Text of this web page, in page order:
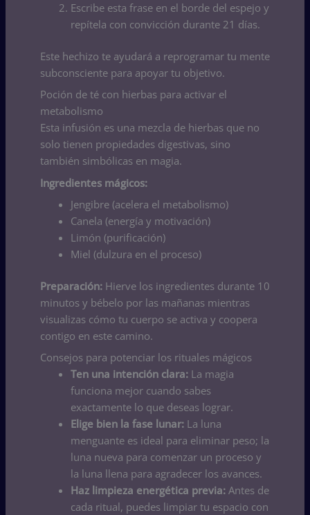
Escribe esta frase en el borde del espejo y
repítela con convicción durante 21 días.
Este hechizo te ayudará a reprogramar tu mente
subconsciente para apoyar tu objetivo.
Poción de té con hierbas para activar el
metabolismo
Esta infusión es una mezcla de hierbas que no
solo tienen propiedades digestivas, sino
también simbólicas en magia.
Ingredientes mágicos:
Jengibre (acelera el metabolismo)
Canela (energía y motivación)
Limón (purificación)
Miel (dulzura en el proceso)
Preparación:Hierve los ingredientes durante 10
minutos y bébelo por las mañanas mientras
visualizas cómo tu cuerpo se activa y coopera
contigo en este camino.
Consejos para potenciar los rituales mágicos
Ten una intención clara:La magia
funciona mejor cuando sabes
exactamente lo que deseas lograr.
Elige bien la fase lunar:La luna
menguante es ideal para eliminar peso; la
luna nueva para comenzar un proceso y
la luna llena para agradecer los avances.
Haz limpieza energética previa:Antes de
cada ritual, puedes limpiar tu espacio con